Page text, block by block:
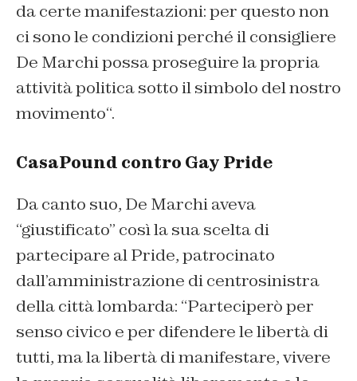
da certe manifestazioni: per questo non
ci sono le condizioni perché il consigliere
De Marchi possa proseguire la propria
attività politica sotto il simbolo del nostro
movimento“.
CasaPound contro Gay Pride
Da canto suo, De Marchi aveva
“giustificato” così la sua scelta di
partecipare al Pride, patrocinato
dall’amministrazione di centrosinistra
della città lombarda: “Parteciperò per
senso civico e per difendere le libertà di
tutti, ma la libertà di manifestare, vivere